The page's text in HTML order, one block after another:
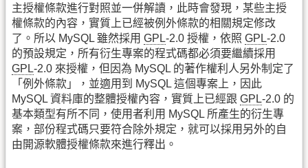
主授權條款進行對照並一併解讀，此時會發現，某些主授
權條款的內容，實質上已經被例外條款的相關規定修改
了。所以 MySQL 雖然採用 GPL-2.0 授權，依照 GPL-2.0
的預設規定，所有衍生專案的程式碼都必須要繼續採用
GPL-2.0 來授權，但因為 MySQL 的著作權利人另外制定了
「例外條款」，並適用到 MySQL 這個專案上，因此
MySQL 資料庫的整體授權內容，實質上已經跟 GPL-2.0 的
基本類型有所不同，使用者利用 MySQL 所產生的衍生專
案，部份程式碼只要符合除外規定，就可以採用另外的自
由開源軟體授權條款來進行釋出。